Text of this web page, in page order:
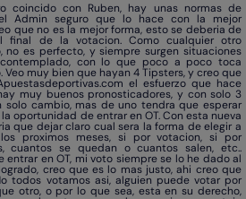
coincido con Ruben, hay unas normas de
Admin seguro que lo hace con la mejor
que no es la mejor forma, esto se deberia de
final de la votacion. Como cualquier otro
no es perfecto, y siempre surgen situaciones
con lo que poco a poco toca
Veo muy bien que hayan 4 Tipsters, y creo que
el esfuerzo que hace
muy buenos pronosticadores, y con solo 3
cambio, mas de uno tendra que esperar
oportunidad de entrar en OT. Con esta nueva
que dejar claro cual sera la forma de elegir a
proximos meses, si por votacion, si por
cuantos se quedan o cuantos salen, etc..
entrar en OT, mi voto siempre se lo he dado al
creo que es lo mas justo, ahi creo que
todos votamos asi, alguien puede votar por
otro, o por lo que sea, esta en su derecho,